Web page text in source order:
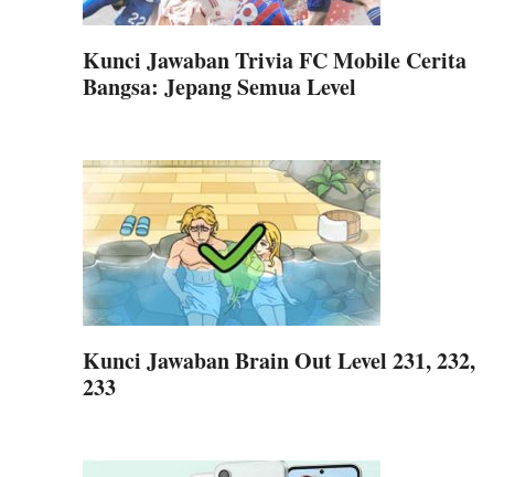
Kunci Jawaban Trivia FC Mobile Cerita
Bangsa: Jepang Semua Level
Kunci Jawaban Brain Out Level 231, 232,
233